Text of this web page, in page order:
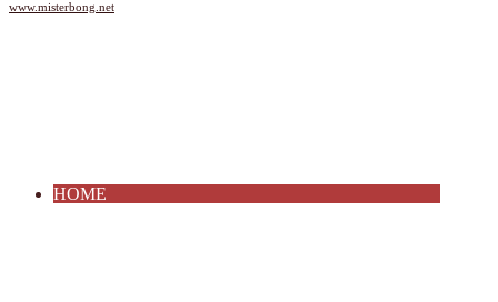
www.misterbong.net
HOME